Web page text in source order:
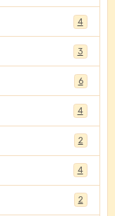
4
3
6
4
2
4
2